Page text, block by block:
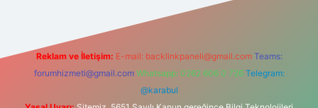
Reklam ve İletişim: E-mail: backlinkpaneli@gmail.com Teams:
forumhizmeti@gmail.com Whatsapp: 0262 606 0 726 Telegram:
@karabul